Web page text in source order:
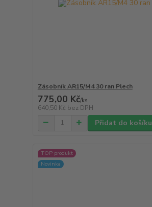
Zásobník AR15/M4 30 ran Plech
775,00 Kč/ks
640,50 Kč bez DPH
Přidat do košíku
TOP produkt
Novinka